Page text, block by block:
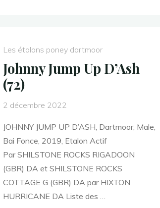
Les étalons poney dartmoor
Johnny Jump Up D’Ash
(72)
2 décembre 2022
JOHNNY JUMP UP D’ASH, Dartmoor, Male,
Bai Fonce, 2019, Etalon Actif
Par SHILSTONE ROCKS RIGADOON
(GBR) DA et SHILSTONE ROCKS
COTTAGE G (GBR) DA par HIXTON
HURRICANE DA Liste des …